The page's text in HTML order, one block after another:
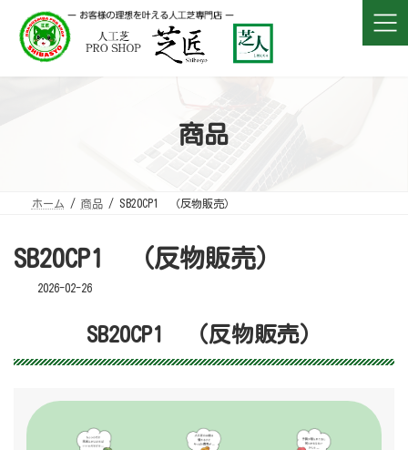
商品
ホーム 商品 SB20CP1 （反物販売）
SB20CP1 （反物販売）
2026-02-26
SB20CP1 （反物販売）